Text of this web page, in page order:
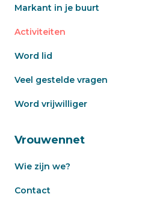
Markant in je buurt
Activiteiten
Word lid
Veel gestelde vragen
Word vrijwilliger
Vrouwennet
Wie zijn we?
Contact